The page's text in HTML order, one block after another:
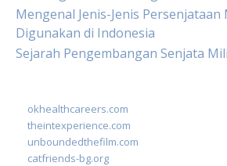
Mengenal Jenis-Jenis
Digunakan di Indonesia
Sejarah Pengembangan Senjata
okhealthcareers.com
theintexperience.com
unboundedthefilm.com
catfriends-bg.org